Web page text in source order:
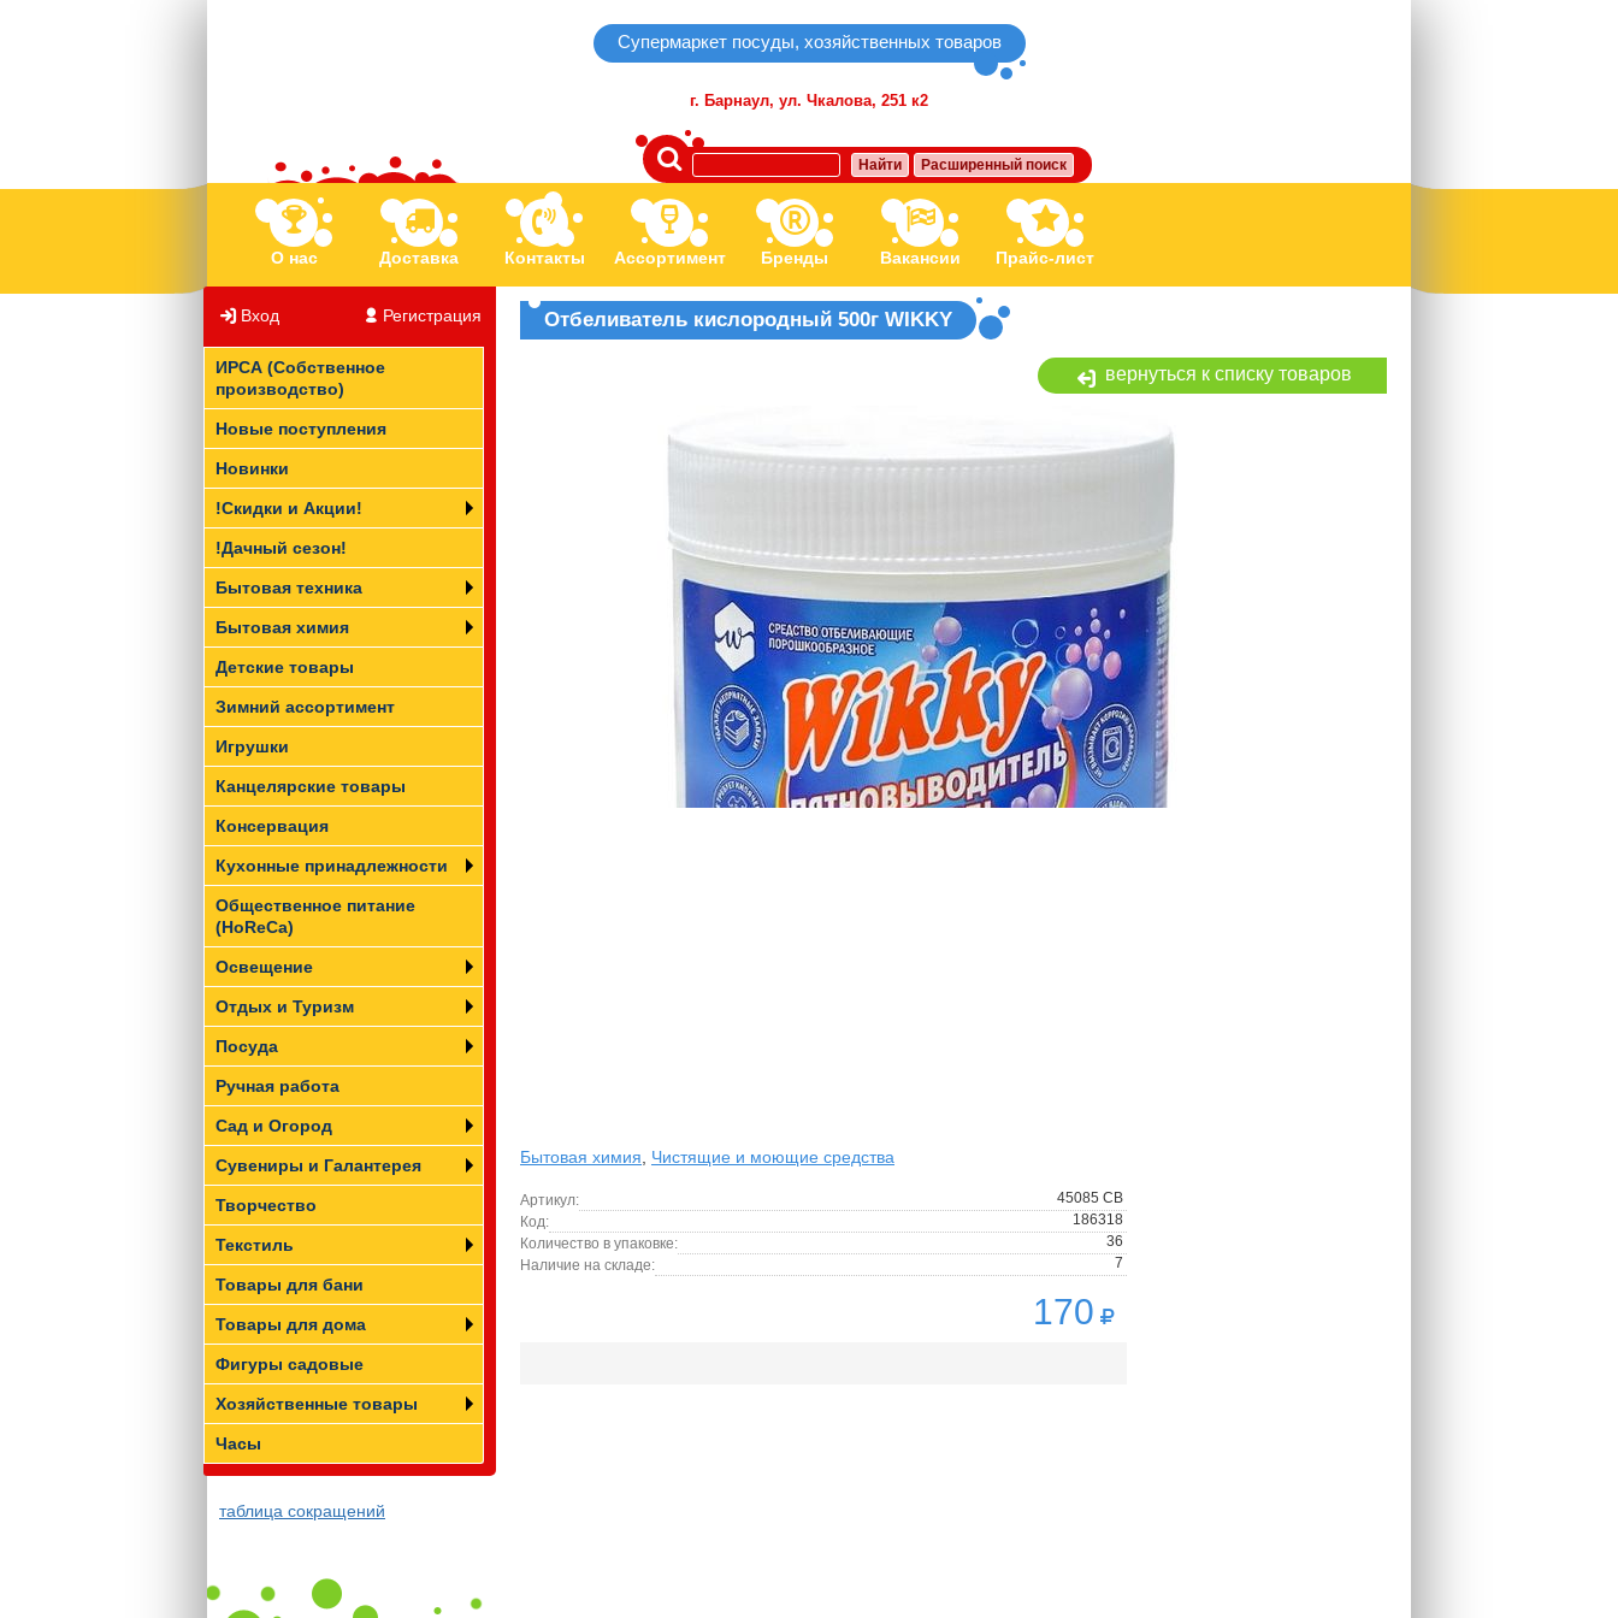
Супермаркет посуды, хозяйственных товаров
г. Барнаул, ул. Чкалова, 251 к2
Найти Расширенный поиск
О нас Доставка Контакты Ассортимент Бренды Вакансии Прайс-лист
Вход Регистрация
ИРСА (Собственное
производство)
Новые поступления
Новинки
!Скидки и Акции!
!Дачный сезон!
Бытовая техника
Бытовая химия
Детские товары
Зимний ассортимент
Игрушки
Канцелярские товары
Консервация
Кухонные принадлежности
Общественное питание
(HoReCa)
Освещение
Отдых и Туризм
Посуда
Ручная работа
Сад и Огород
Сувениры и Галантерея
Творчество
Текстиль
Товары для бани
Товары для дома
Фигуры садовые
Хозяйственные товары
Часы
таблица сокращений
Отбеливатель кислородный 500г WIKKY
вернуться к списку товаров
Бытовая химия Чистящие и моющие средства
Артикул:
45085 СВ
Код:
186318
Количество в упаковке:
36
Наличие на складе:
7
170